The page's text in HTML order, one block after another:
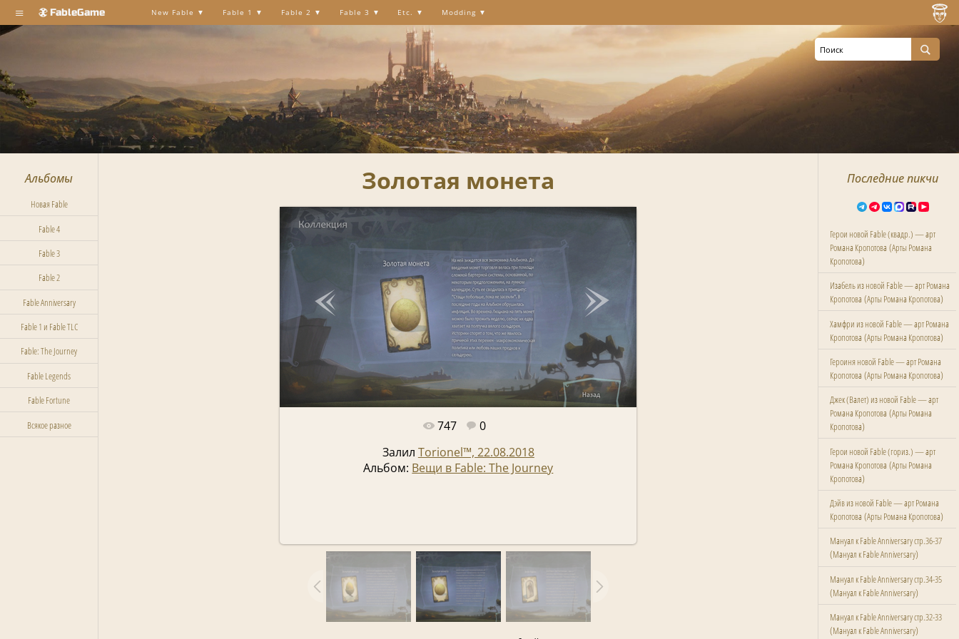
≡ FableGame New Fable Fable 1 Fable 2 Fable 3 Etc. Modding
Альбомы
Новая Fable
Fable 4
Fable 3
Fable 2
Fable Anniversary
Fable 1 и Fable TLC
Fable: The Journey
Fable Legends
Fable Fortune
Всякое разное
Золотая монета
Полный размер - 1920x1080
747
0
Залил Torionel™, 22.08.2018
Альбом: Вещи в Fable: The Journey
Последние пикчи
Герои новой Fable (квадр.) — арт
Романа Кропотова (Арты Романа
Кропотова)
Изабель из новой Fable — арт Романа
Кропотова (Арты Романа Кропотова)
Хамфри из новой Fable — арт Романа
Кропотова (Арты Романа Кропотова)
Героиня новой Fable — арт Романа
Кропотова (Арты Романа Кропотова)
Джек (Валет) из новой Fable — арт
Романа Кропотова (Арты Романа
Кропотова)
Герои новой Fable (гориз.) — арт
Романа Кропотова (Арты Романа
Кропотова)
Дэйв из новой Fable — арт Романа
Кропотова (Арты Романа Кропотова)
Мануал к Fable Anniversary стр.36-37
(Мануал к Fable Anniversary)
Мануал к Fable Anniversary стр.34-35
(Мануал к Fable Anniversary)
Мануал к Fable Anniversary стр.32-33
(Мануал к Fable Anniversary)